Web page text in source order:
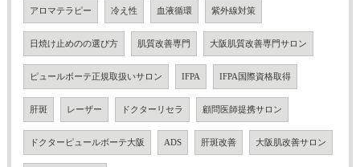
アロマテラピー 冷え性 血液循環 紫外線対策
日焼け止めのの選び方 肌質改善専門 大阪肌質改善専門サロン
ピュールボーテ正規取扱いサロン IFPA IFPA国際資格取得
肝斑 レーザー ドクターリセラ 顧問医師提携サロン
ドクターピュールボーテ大阪 ADS 肝斑改善 大阪肌改善サロン